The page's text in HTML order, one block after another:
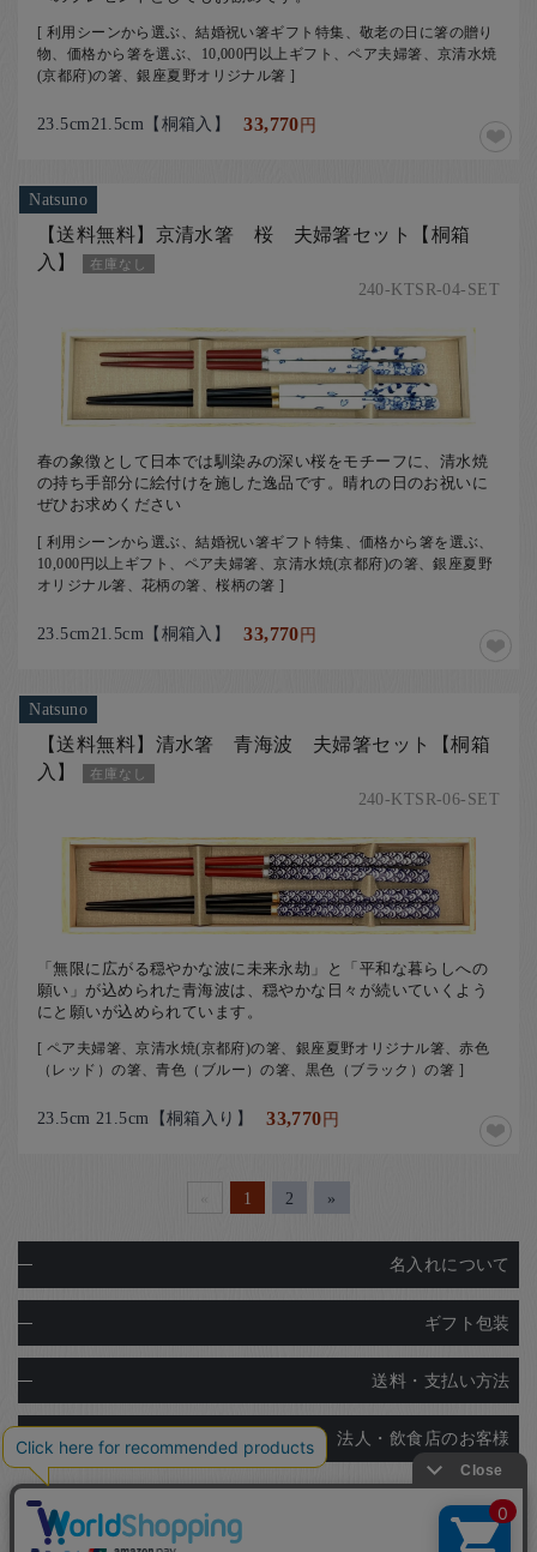
[ 利用シーンから選ぶ、結婚祝い箸ギフト特集、敬老の日に箸の贈り
物、価格から箸を選ぶ、10,000円以上ギフト、ペア夫婦箸、京清水焼
(京都府)の箸、銀座夏野オリジナル箸 ]
23.5cm21.5cm【桐箱入】 33,770円
Natsuno
【送料無料】京清水箸 桜 夫婦箸セット【桐箱
入】
在庫なし
240-KTSR-04-SET
春の象徴として日本では馴染みの深い桜をモチーフに、清水焼
の持ち手部分に絵付けを施した逸品です。晴れの日のお祝いに
ぜひお求めください
[ 利用シーンから選ぶ、結婚祝い箸ギフト特集、価格から箸を選ぶ、
10,000円以上ギフト、ペア夫婦箸、京清水焼(京都府)の箸、銀座夏野
オリジナル箸、花柄の箸、桜柄の箸 ]
23.5cm21.5cm【桐箱入】 33,770円
Natsuno
【送料無料】清水箸 青海波 夫婦箸セット【桐箱
入】
在庫なし
240-KTSR-06-SET
「無限に広がる穏やかな波に未来永劫」と「平和な暮らしへの
願い」が込められた青海波は、穏やかな日々が続いていくよう
にと願いが込められています。
[ ペア夫婦箸、京清水焼(京都府)の箸、銀座夏野オリジナル箸、赤色
（レッド）の箸、青色（ブルー）の箸、黒色（ブラック）の箸 ]
23.5cm 21.5cm【桐箱入り】 33,770円
1 2 »
名入れについて
ギフト包装
送料・支払い方法
法人・飲食店のお客様